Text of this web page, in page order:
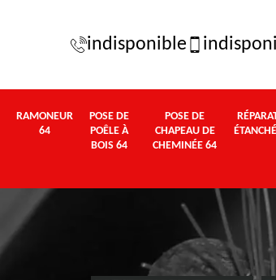
indisponible
RAMONEUR
64
POSE DE
POÊLE À
BOIS 64
POSE DE
CHAPEAU DE
CHEMINÉE 64